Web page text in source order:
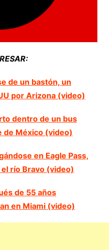
de un bastón, un
por Arizona (video)
dentro de un bus
de México (video)
en Eagle Pass,
río Bravo (video)
de 55 años
en Miami (video)